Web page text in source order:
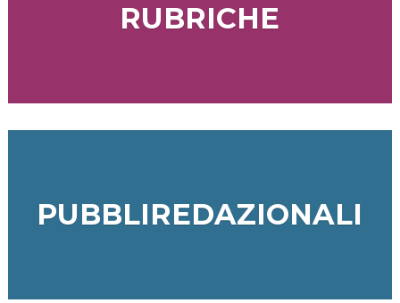
RUBRICHE
PUBBLIREDAZIONALI